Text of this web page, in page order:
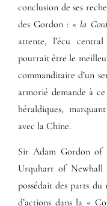
conclusion de ses
des Gordon : « la
attente, l’écu
pourrait être le
commanditaire d’un
armorié demande à
héraldiques,
avec la Chine.
Sir Adam Gordon of
Urquhart of
possédait des parts
d’actions dans la «